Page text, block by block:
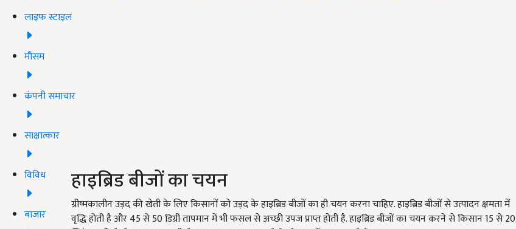
लाइफ स्टाइल
मौसम
कंपनी समाचार
साक्षात्कार
विविध
बाजार
हाइब्रिड बीजों का चयन
ग्रीष्मकालीन उड़द की खेती के लिए किसानों को उड़द के हाइब्रिड बीजों का ही चयन करना चाहिए. हाइब्रिड बीजों से उत्पादन क्षमता में
वृद्धि होती है और 45 से 50 डिग्री तापमान में भी फसल से अच्छी उपज प्राप्त होती है. हाइब्रिड बीजों का चयन करने से किसान 15 से 20